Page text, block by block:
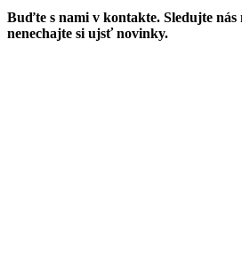
Buďte s nami v kontakte. Sledujte nás
nenechajte si ujsť novinky.